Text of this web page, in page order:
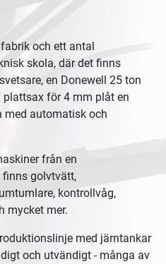
och ett antal
skola, där det finns
en Donewell 25 ton
plattsax för 4 mm plåt en
med automatisk och
från en
finns golvtvätt,
kontrollvåg,
mycket mer.
med järntankar
och utvändigt - många av